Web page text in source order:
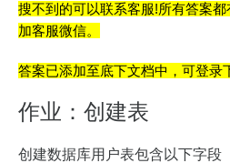
搜不到的可以联系客服!所有答案
加客服微信。
答案已添加至底下文档中，可登录
作业：创建表
创建数据库用户表包含以下字段